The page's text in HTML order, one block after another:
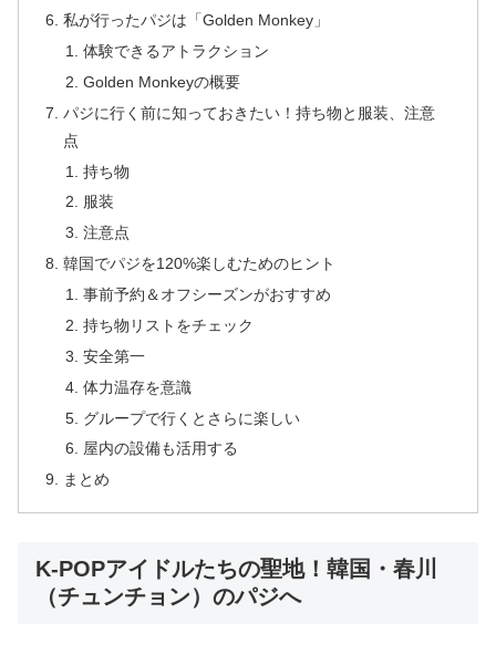
私が行ったパジは「Golden Monkey」
体験できるアトラクション
Golden Monkeyの概要
パジに行く前に知っておきたい！持ち物と服装、注意
点
持ち物
服装
注意点
韓国でパジを120%楽しむためのヒント
事前予約＆オフシーズンがおすすめ
持ち物リストをチェック
安全第一
体力温存を意識
グループで行くとさらに楽しい
屋内の設備も活用する
まとめ
K-POPアイドルたちの聖地！韓国・春川
（チュンチョン）のパジへ